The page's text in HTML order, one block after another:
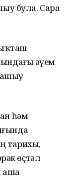
була. Сара
әүҙем
һәм
тарихы,
өҫтәл
аша